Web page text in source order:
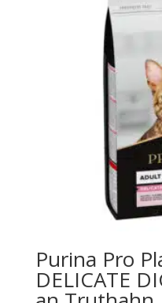
Purina Pro
DELICATE